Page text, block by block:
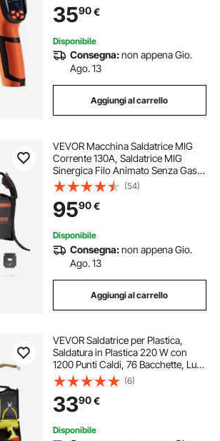
Pizza/Motore (non per esseri
umani)
3590€
Disponibile
Consegna:non appena Gio.
Ago. 13
Aggiungi al carrello
VEVOR Macchina Saldatrice MIG
Corrente 130A, Saldatrice MIG
Sinergica Filo Animato Senza Gas,
Kit Saldatrice Portatile Saldatrice
con Tecnologia Inverter IGBT,
Macchina Saldatrice Schermo
Digitale
(54)
9590€
Disponibile
Consegna:non appena Gio.
Ago. 13
Aggiungi al carrello
VEVOR Saldatrice per Plastica,
Saldatura in Plastica 220 W con
1200 Punti Caldi, 76 Bacchette, Luce
LED, per Paraurti in Plastica per
Auto per Kayak, Giocattoli,
Riparazione di Crepe in Plastica
(6)
3390€
Disponibile